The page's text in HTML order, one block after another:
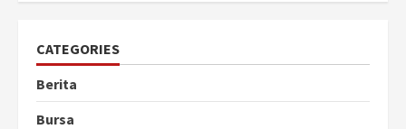
CATEGORIES
Berita
Bursa